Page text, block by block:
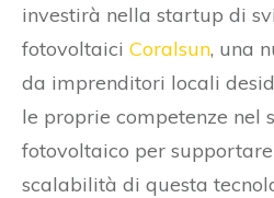
investirà nella startup di
fotovoltaici Coralsun, una
da imprenditori locali
le proprie competenze nel
fotovoltaico per
scalabilità di questa